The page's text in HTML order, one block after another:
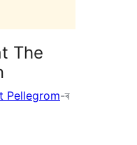
The
Pellegrom-ৰ